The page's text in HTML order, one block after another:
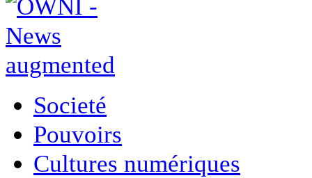
Societé
Pouvoirs
Cultures numériques